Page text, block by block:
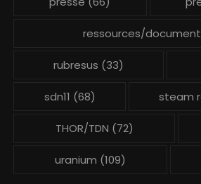
ressources/
rubresus (33)
sdn11 (68) steam
THOR/TDN (72)
uranium (109)